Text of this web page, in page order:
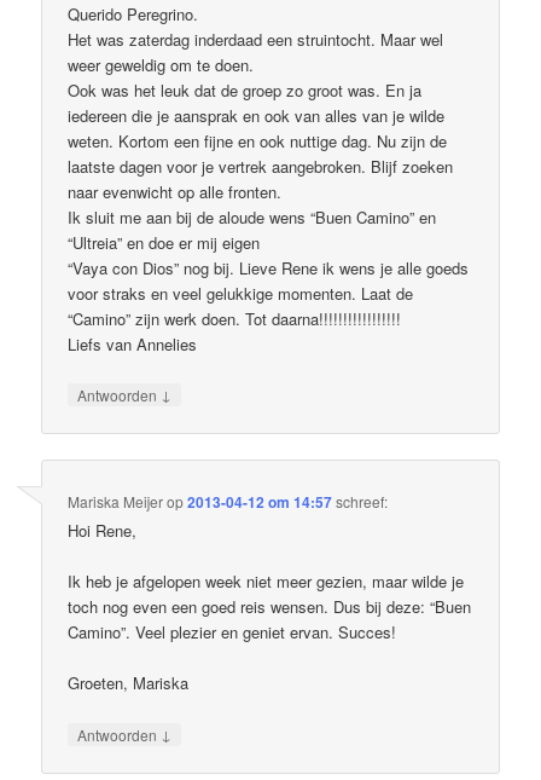
Querido Peregrino.
Het was zaterdag inderdaad een struintocht. Maar wel
weer geweldig om te doen.
Ook was het leuk dat de groep zo groot was. En ja
iedereen die je aansprak en ook van alles van je wilde
weten. Kortom een fijne en ook nuttige dag. Nu zijn de
laatste dagen voor je vertrek aangebroken. Blijf zoeken
naar evenwicht op alle fronten.
Ik sluit me aan bij de aloude wens “Buen Camino” en
“Ultreia” en doe er mij eigen
“Vaya con Dios” nog bij. Lieve Rene ik wens je alle goeds
voor straks en veel gelukkige momenten. Laat de
“Camino” zijn werk doen. Tot daarna!!!!!!!!!!!!!!!!!
Liefs van Annelies
Antwoorden ↓
Mariska Meijerop2013-04-12 om 14:57schreef:
Hoi Rene,
Ik heb je afgelopen week niet meer gezien, maar wilde je
toch nog even een goed reis wensen. Dus bij deze: “Buen
Camino”. Veel plezier en geniet ervan. Succes!
Groeten, Mariska
Antwoorden ↓